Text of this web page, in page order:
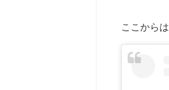
ここから